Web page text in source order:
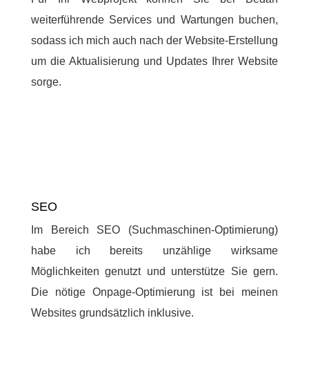
weiterführende Services und Wartungen buchen,
sodass ich mich auch nach der Website-Erstellung
um die Aktualisierung und Updates Ihrer Website
sorge.
SEO
Im Bereich SEO (Suchmaschinen-Optimierung)
habe ich bereits unzählige wirksame
Möglichkeiten genutzt und unterstütze Sie gern.
Die nötige Onpage-Optimierung ist bei meinen
Websites grundsätzlich inklusive.